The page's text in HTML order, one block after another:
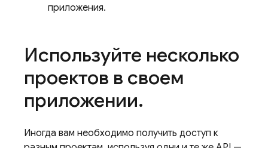
приложения.
Используйте несколько
проектов в своем
приложении.
Иногда вам необходимо получить доступ к